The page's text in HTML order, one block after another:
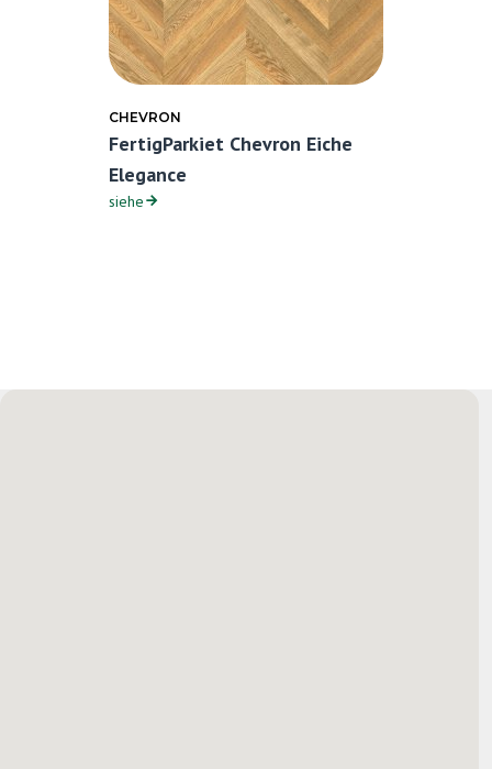
CHEVRON
FertigParkiet Chevron Eiche
Elegance
siehe